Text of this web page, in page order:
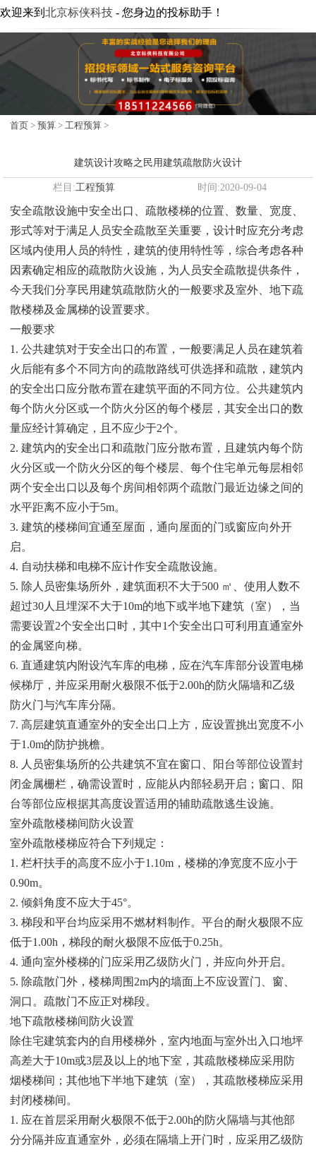
欢迎来到 北京标侠科技 - 您身边的投标助手！
首页 >预算 > 工程预算 >
建筑设计攻略之民用建筑疏散防火设计
栏目:工程预算 时间:2020-09-04
安全疏散设施中安全出口、疏散楼梯的位置、数量、宽度、
形式等对于满足人员安全疏散至关重要，设计时应充分考虑
区域内使用人员的特性，建筑的使用特性等，综合考虑各种
因素确定相应的疏散防火设施，为人员安全疏散提供条件，
今天我们分享民用建筑疏散防火的一般要求及室外、地下疏
散楼梯及金属梯的设置要求。
一般要求
1. 公共建筑对于安全出口的布置，一般要满足人员在建筑着
火后能有多个不同方向的疏散路线可供选择和疏散，建筑内
的安全出口应分散布置在建筑平面的不同方位。公共建筑内
每个防火分区或一个防火分区的每个楼层，其安全出口的数
量应经计算确定，且不应少于2个。
2. 建筑内的安全出口和疏散门应分散布置，且建筑内每个防
火分区或一个防火分区的每个楼层、每个住宅单元每层相邻
两个安全出口以及每个房间相邻两个疏散门最近边缘之间的
水平距离不应小于5m。
3. 建筑的楼梯间宜通至屋面，通向屋面的门或窗应向外开
启。
4. 自动扶梯和电梯不应计作安全疏散设施。
5. 除人员密集场所外，建筑面积不大于500 ㎡、使用人数不
超过30人且埋深不大于10m的地下或半地下建筑（室），当
需要设置2个安全出口时，其中1个安全出口可利用直通室外
的金属竖向梯。
6. 直通建筑内附设汽车库的电梯，应在汽车库部分设置电梯
候梯厅，并应采用耐火极限不低于2.00h的防火隔墙和乙级
防火门与汽车库分隔。
7. 高层建筑直通室外的安全出口上方，应设置挑出宽度不小
于1.0m的防护挑檐。
8. 人员密集场所的公共建筑不宜在窗口、阳台等部位设置封
闭金属栅栏，确需设置时，应能从内部轻易开启；窗口、阳
台等部位应根据其高度设置适用的辅助疏散逃生设施。
室外疏散楼梯间防火设置
室外疏散楼梯应符合下列规定：
1. 栏杆扶手的高度不应小于1.10m，楼梯的净宽度不应小于
0.90m。
2. 倾斜角度不应大于45°。
3. 梯段和平台均应采用不燃材料制作。平台的耐火极限不应
低于1.00h，梯段的耐火极限不应低于0.25h。
4. 通向室外楼梯的门应采用乙级防火门，并应向外开启。
5. 除疏散门外，楼梯周围2m内的墙面上不应设置门、窗、
洞口。疏散门不应正对梯段。
地下疏散楼梯间防火设置
除住宅建筑套内的自用楼梯外，室内地面与室外出入口地坪
高差大于10m或3层及以上的地下室，其疏散楼梯应采用防
烟楼梯间；其他地下半地下建筑（室），其疏散楼梯应采用
封闭楼梯间。
1. 应在首层采用耐火极限不低于2.00h的防火隔墙与其他部
分分隔并应直通室外，必须在隔墙上开门时，应采用乙级防